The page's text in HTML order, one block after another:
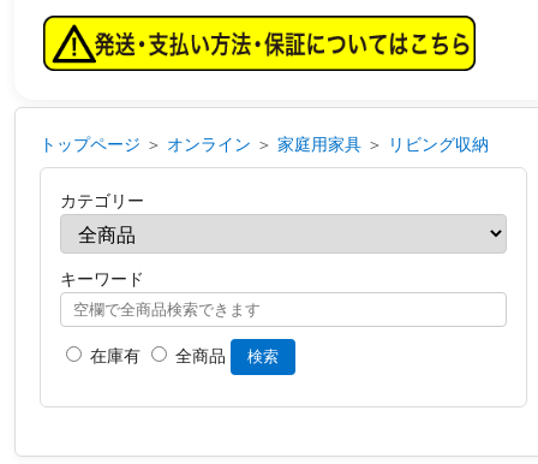
トップページ ＞ オンライン ＞ 家庭用家具 ＞ リビング収納
カテゴリー
キーワード
在庫有 全商品 検索